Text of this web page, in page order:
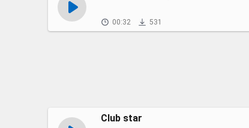
00:32 531
Club star